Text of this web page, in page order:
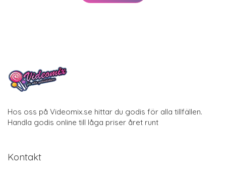
Hos oss på Videomix.se hittar du godis för alla tillfällen.
Handla godis online till låga priser året runt
Kontakt